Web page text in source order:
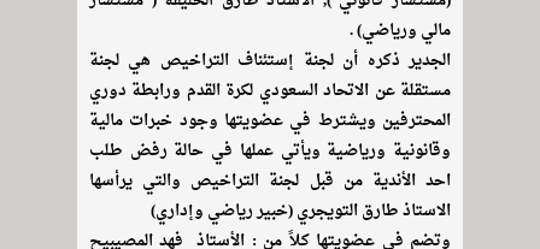
مالي ورياضي) .
الجدير ذكره أن لجنة إستئناف التراخيص هي لجنة
مستقلة عن الاتحاد السعودي لكرة القدم ورابطة دوري
المحترفين ويشترط في عضويتها وجود خبرات مالية
وقانونية ورياضية ويأتي عملها في حالة رفض طلب
احد الأندية من قبل لجنة التراخيص والتي يرأسها
الاستاذ طارق التويجري (خبير رياضي وإداري)
وتضم في عضويتها كلاً من : الأستاذ فهد المصيبيح